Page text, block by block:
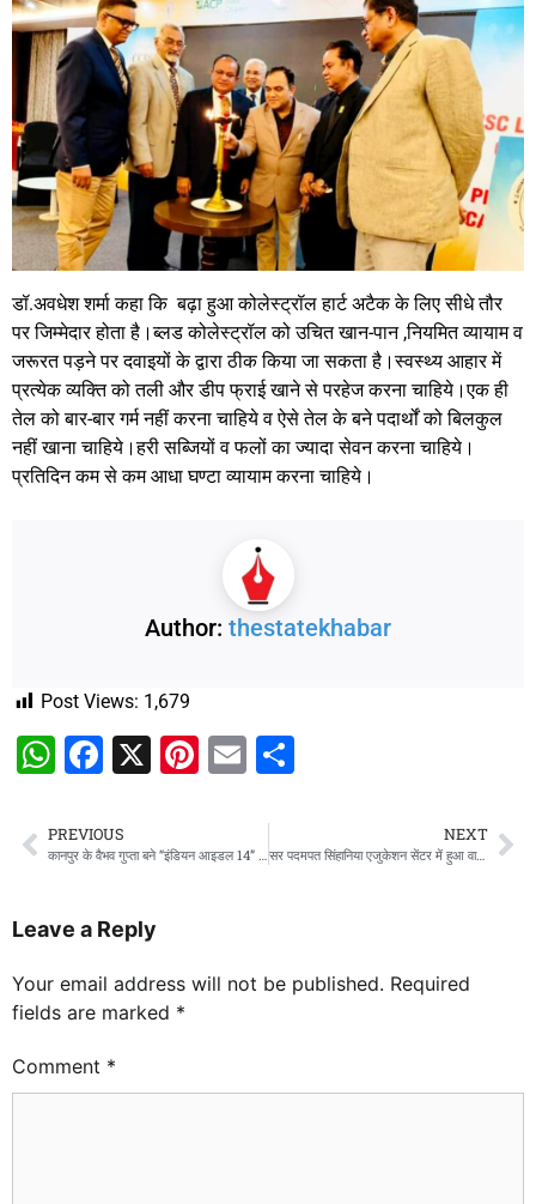
डॉ.अवधेश शर्मा कहा कि बढ़ा हुआ कोलेस्ट्रॉल हार्ट अटैक के लिए सीधे तौर
पर जिम्मेदार होता है।ब्लड कोलेस्ट्रॉल को उचित खान-पान ,नियमित व्यायाम व
जरूरत पड़ने पर दवाइयों के द्वारा ठीक किया जा सकता है।स्वस्थ्य आहार में
प्रत्येक व्यक्ति को तली और डीप फ्राई खाने से परहेज करना चाहिये।एक ही
तेल को बार-बार गर्म नहीं करना चाहिये व ऐसे तेल के बने पदार्थों को बिलकुल
नहीं खाना चाहिये।हरी सब्जियों व फलों का ज्यादा सेवन करना चाहिये।
प्रतिदिन कम से कम आधा घण्टा व्यायाम करना चाहिये।
Author: thestatekhabar
Post Views: 1,679
WhatsApp
Facebook
X Pinterest
Email
PREVIOUS
कानपुर के वैभव गुप्ता बने “इंडियन आइडल 14” विनर
NEXT
सर पदमपत सिंहानिया एजुकेशन सेंटर में हुआ वार्षिक खेलकूद प्रतियोगिता आयोजन
Leave a Reply
Your email address will not be published. Required
fields are marked *
Comment *